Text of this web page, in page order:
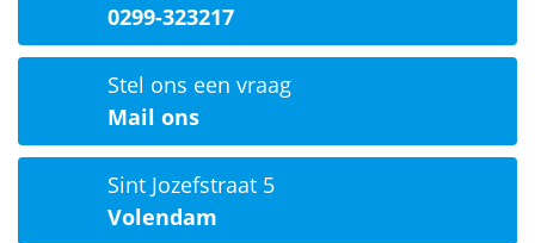
0299-323217
Stel ons een vraag
Mail ons
Sint Jozefstraat 5
Volendam